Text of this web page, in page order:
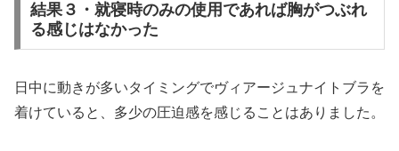
結果３・就寝時のみの使用であれば胸がつぶれ
る感じはなかった
日中に動きが多いタイミングでヴィアージュナイトブラを
着けていると、多少の圧迫感を感じることはありました。